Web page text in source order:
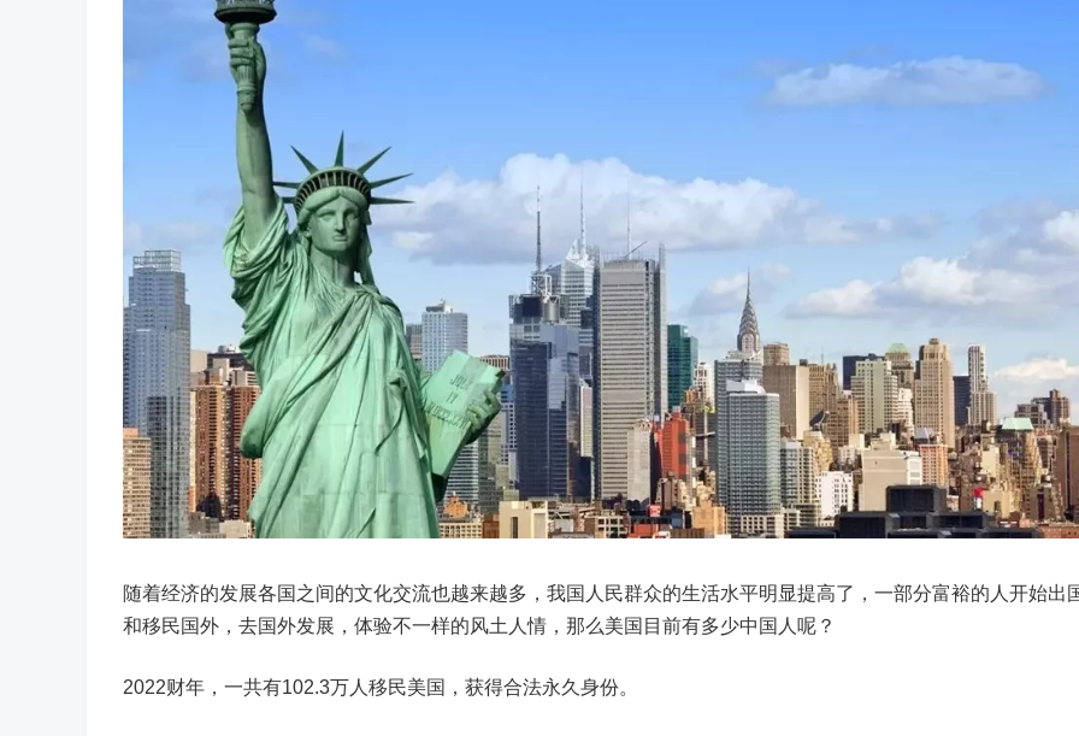
随着经济的发展各国之间的文化交流也越来越多，我国人民群众的生活水平明显提高了，一部分富裕的人开始出
和移民国外，去国外发展，体验不一样的风土人情，那么美国目前有多少中国人呢？
2022财年，一共有102.3万人移民美国，获得合法永久身份。